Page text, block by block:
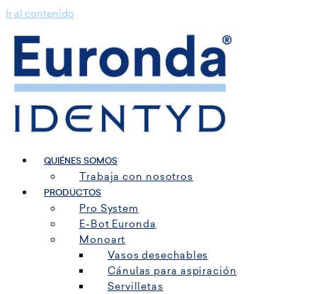
Ir al contenido
QUIÉNES SOMOS
Trabaja con nosotros
PRODUCTOS
Pro System
E-Bot Euronda
Monoart
Vasos desechables
Cánulas para aspiración
Servilletas